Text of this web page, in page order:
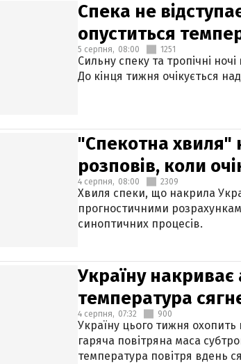
Спека не
опуститься
5 серпня, 08:00 1251
Сильну спеку та тропічні
До кінця тижня очікується
"Спекотна хвиля"
розповів, коли
4 серпня, 08:00 2309
Хвиля спеки, що накрила
прогностичними
синоптичних процесів.
Україну
температура
4 серпня, 07:32 900
Україну цього тижня
гаряча повітряна маса
температура повітря вдень